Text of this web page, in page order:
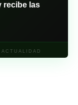
recibe las